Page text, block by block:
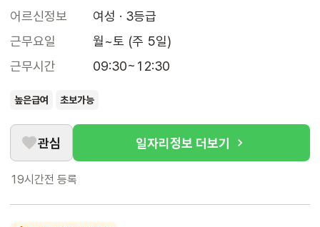
어르신정보
여성 · 3등급
근무요일
월~토 (주 5일)
근무시간
09:30~12:30
높은급여 초보가능
관심 일자리정보 더보기
19시간전 등록